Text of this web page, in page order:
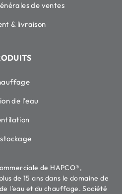
de ventes
& livraison
de l’eau
de HAPCO®,
de 15 ans dans le domaine de
l’eau et du chauffage. Société